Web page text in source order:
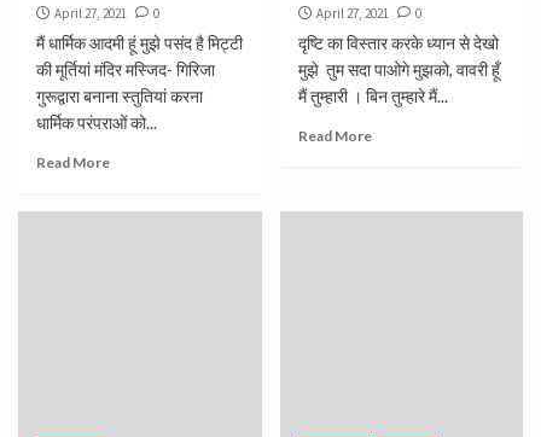
April 27, 2021 0
मैं धार्मिक आदमी हूं मुझे पसंद है मिट्टी
की मूर्तियां मंदिर मस्जिद- गिरिजा
गुरूद्वारा बनाना स्तुतियां करना
धार्मिक परंपराओं को...
Read More
April 27, 2021 0
दृष्टि का विस्तार करके ध्यान से देखो
मुझे तुम सदा पाओगे मुझको, वावरी हूँ
मैं तुम्हारी । बिन तुम्हारे मैं...
Read More